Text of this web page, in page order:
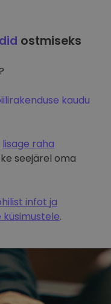
ostmiseks
kaudu
lisage raha
seejärel oma
infot ja
.